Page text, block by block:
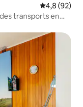
Évaluation
4,8 (92)
transports en